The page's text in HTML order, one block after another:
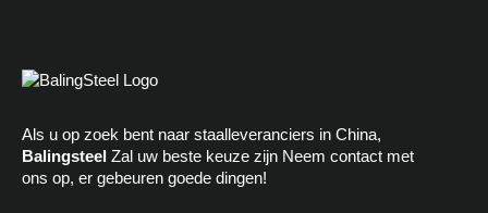
n
i
Als u op zoek bent naar staalleveranciers in China,
Balingsteel Zal uw beste keuze zijn Neem contact met
ons op, er gebeuren goede dingen!